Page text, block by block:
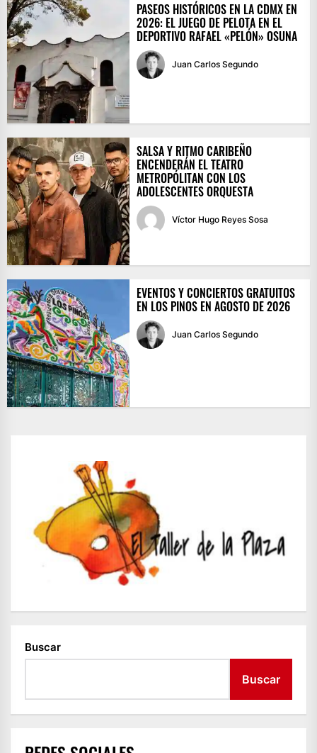
PASEOS HISTÓRICOS EN LA CDMX EN
2026: EL JUEGO DE PELOTA EN EL
DEPORTIVO RAFAEL «PELÓN» OSUNA
Juan Carlos Segundo
SALSA Y RITMO CARIBEÑO
ENCENDERÁN EL TEATRO
METROPÓLITAN CON LOS
ADOLESCENTES ORQUESTA
Víctor Hugo Reyes Sosa
EVENTOS Y CONCIERTOS GRATUITOS
EN LOS PINOS EN AGOSTO DE 2026
Juan Carlos Segundo
Buscar
Buscar